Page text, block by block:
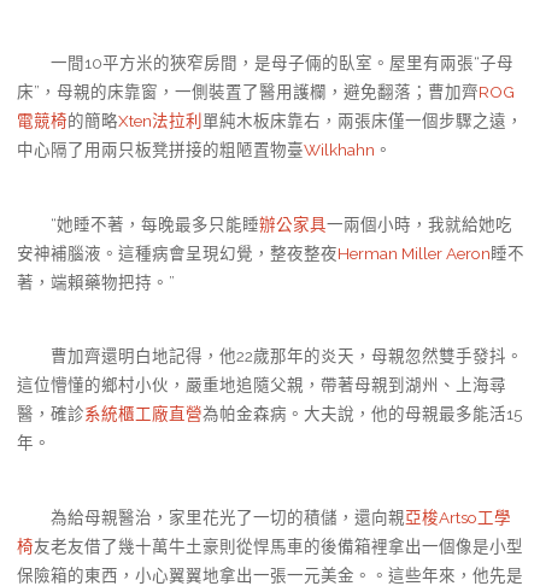
一間10平方米的狹窄房間，是母子倆的臥室。屋里有兩張“子母
床”，母親的床靠窗，一側裝置了醫用護欄，避免翻落；曹加齊ROG
電競椅的簡略Xten法拉利 單純木板床靠右，兩張床僅一個步驟之遠，
中心隔了用兩只板凳拼接的粗陋置物臺Wilkhahn 。
“她睡不著，每晚最多只能睡辦公家具一兩個小時，我就給她吃
安神補腦液。這種病會呈現幻覺，整夜整夜Herman Miller Aeron睡不
著，端賴藥物把持。”
曹加齊還明白地記得，他22歲那年的炎天，母親忽然雙手發抖。
這位懵懂的鄉村小伙，嚴重地追隨父親，帶著母親到湖州、上海尋
醫，確診系統櫃工廠直營為帕金森病。大夫說，他的母親最多能活15
年。
為給母親醫治，家里花光了一切的積儲，還向親亞梭Artso工學
椅友老友借了幾十萬牛土豪則從悍馬車的後備箱裡拿出一個像是小型
保險箱的東西，小心翼翼地拿出一張一元美金。。這些年來，他先是